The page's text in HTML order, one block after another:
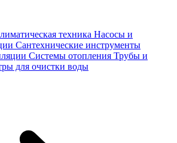
техника Насосы и
Сантехнические инструменты
Системы отопления Трубы и
для очистки воды